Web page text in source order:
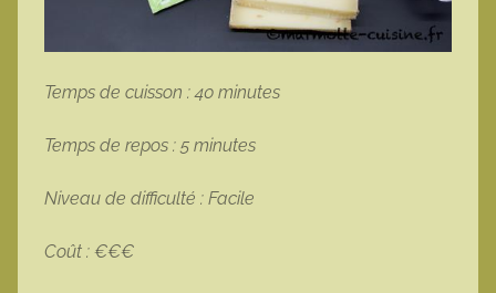
Temps de cuisson : 40 minutes
Temps de repos : 5 minutes
Niveau de difficulté : Facile
Coût : €€€